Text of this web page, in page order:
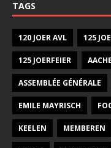
TAGS
120 JOER AVL 125
125 JOERFEIER
ASSEMBLÉE GÉNÉRALE
EMILE MAYRISCH
KEELEN MEMBEREN